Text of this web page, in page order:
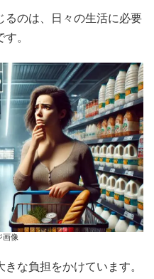
るのは、日々の生活に必要
。
画像
な負担をかけています。